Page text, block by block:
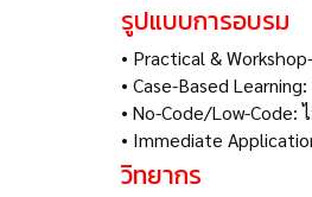
รูปแบบการอบรม
• Practical &
• Case-Based
• No-Code/Low-Code:
• Immediate
วิทยากร